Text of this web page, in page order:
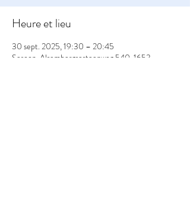
Heure et lieu
30 sept. 2025, 19:30 – 20:45
Sesoon, Alsembergsesteenweg 540, 1653